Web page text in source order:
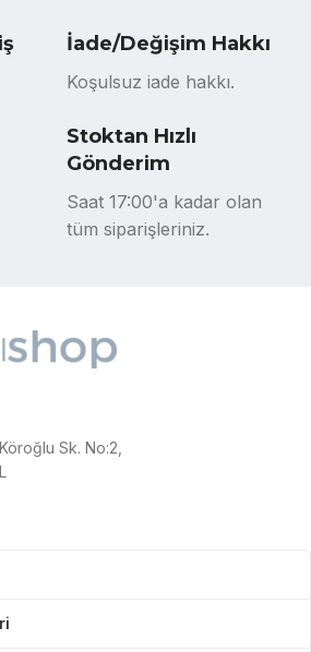
İade/Değişim Hakkı
Koşulsuz iade hakkı.
Stoktan Hızlı
Gönderim
Saat 17:00'a kadar olan
tüm siparişleriniz.
Sk. No:2,